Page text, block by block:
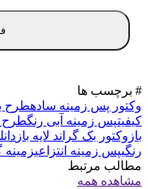
# برچسب ها
وکتور پس زمینه سادهطرح
کیفیتپس زمینه آبی رنگطرح
باز وکتور بک گراند لایه باز
رنگیپس زمینه انتزاعیزمینه
مطالب مرتبط
مشاهده همه